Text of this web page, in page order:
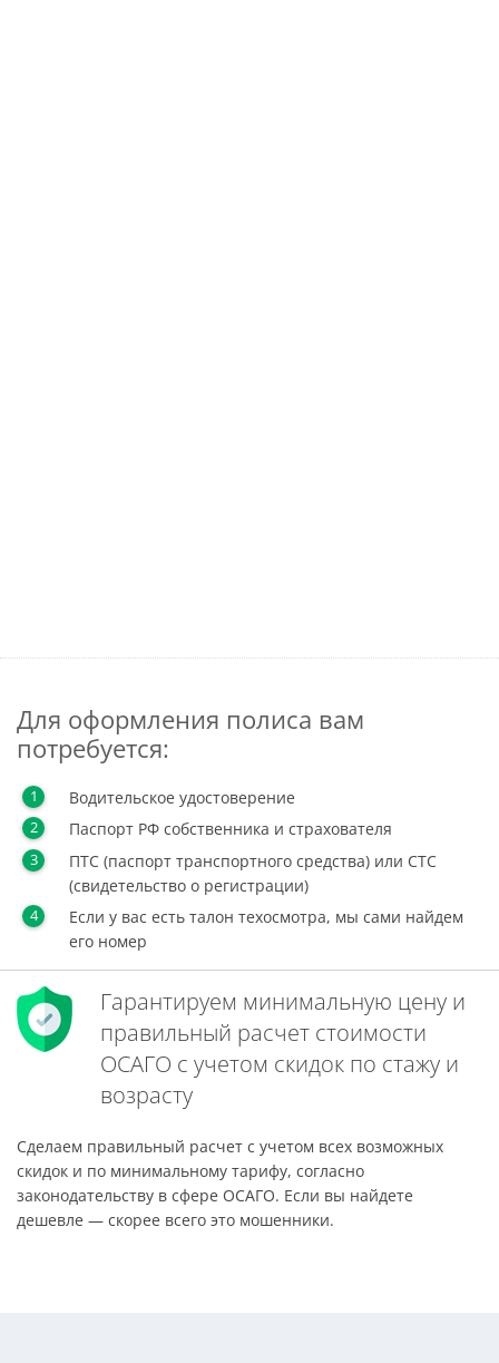
Для оформления полиса вам
потребуется:
Водительское удостоверение
Паспорт РФ собственника и страхователя
ПТС (паспорт транспортного средства) или СТС
(свидетельство о регистрации)
Если у вас есть талон техосмотра, мы сами найдем
его номер
Гарантируем минимальную цену и
правильный расчет стоимости
ОСАГО с учетом скидок по стажу и
возрасту
Сделаем правильный расчет с учетом всех возможных
скидок и по минимальному тарифу, согласно
законодательству в сфере ОСАГО. Если вы найдете
дешевле — скорее всего это мошенники.